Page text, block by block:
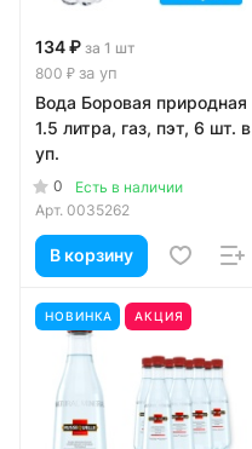
134 ₽ за 1 шт
800 ₽ за уп
Вода Боровая природная
1.5 литра, газ, пэт, 6 шт. в
уп.
0
Есть в наличии
Арт. 0035262
В корзину
НОВИНКА АКЦИЯ